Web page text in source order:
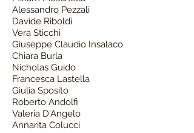
Alessandro Pezzali
Davide Riboldi
Vera Sticchi
Giuseppe Claudio Insalaco
Chiara Burla
Nicholas Guido
Francesca Lastella
Giulia Sposito
Roberto Andolfi
Valeria D'Angelo
Annarita Colucci